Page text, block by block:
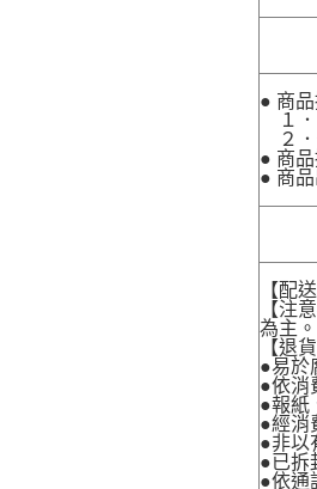
● 商
１．
２．
● 商
● 商
【配
【注
為主。
【退
●易於
●依消
●報紙
●經消
●非以
●已拆
●依通